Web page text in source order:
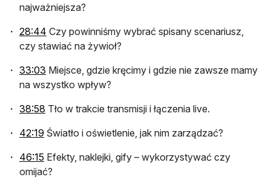
najważniejsza?
28:44 otwiera się w nowej karcie
Czy powinniśmy wybrać spisany scenariusz,
czy stawiać na żywioł?
33:03 otwiera się w nowej karcie
Miejsce, gdzie kręcimy i gdzie nie zawsze mamy
na wszystko wpływ?
38:58 otwiera się w nowej karcie
Tło w trakcie transmisji i łączenia live.
42:19 otwiera się w nowej karcie
Światło i oświetlenie, jak nim zarządzać?
46:15 otwiera się w nowej karcie
Efekty, naklejki, gify – wykorzystywać czy
omijać?